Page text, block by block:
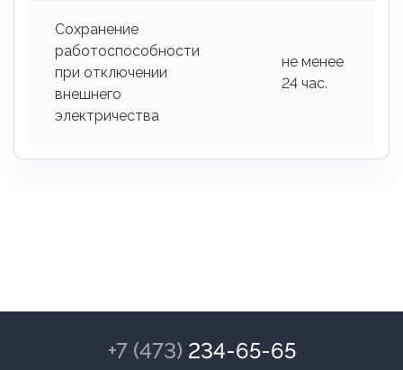
Сохранение
работоспособности
при отключении
внешнего
электричества
не менее
24 час.
+7 (473) 234-65-65